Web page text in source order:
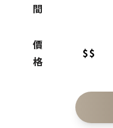
間
價
格
$$